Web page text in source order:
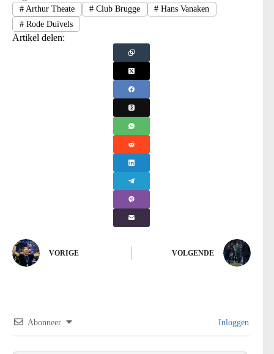
#Arthur Theate #Club Brugge # Hans Vanaken
#Rode Duivels
Artikel delen:
VORIGE VOLGENDE
Abonneer Inloggen